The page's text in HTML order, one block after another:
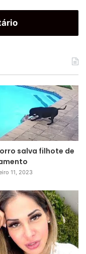
salva filhote de
11, 2023